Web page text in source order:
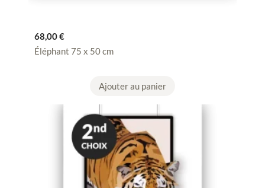
68,00€
Éléphant 75 x 50 cm
Ajouter au panier